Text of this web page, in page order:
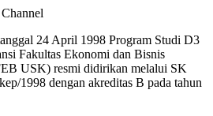
24 April 1998 Program Studi D3
Fakultas Ekonomi dan Bisnis
USK) resmi didirikan melalui SK
1998 dengan akreditas B pada tahun